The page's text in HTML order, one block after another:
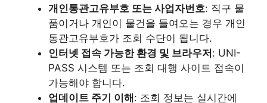
개인통관고유부호 또는 사업자번호: 직구 물
품이거나 개인이 물건을 들여오는 경우 개인
통관고유부호가 조회 수단이 됩니다.
인터넷 접속 가능한 환경 및 브라우저 : UNI-
PASS 시스템 또는 조회 대행 사이트 접속이
가능해야 합니다.
업데이트 주기 이해 : 조회 정보는 실시간에